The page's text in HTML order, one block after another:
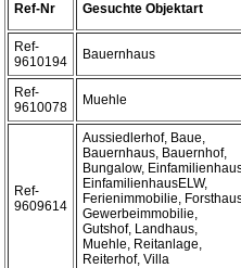
Ref-Nr Gesuchte Objektart
Ref-
9610194
Bauernhaus
Ref-
9610078
Muehle
Ref-
9609614
Aussiedlerhof, Baue,
Bauernhaus, Bauernhof,
Bungalow,
EinfamilienhausELW,
Ferienimmobilie,
Gewerbeimmobilie,
Gutshof, Landhaus,
Muehle, Reitanlage,
Reiterhof, Villa